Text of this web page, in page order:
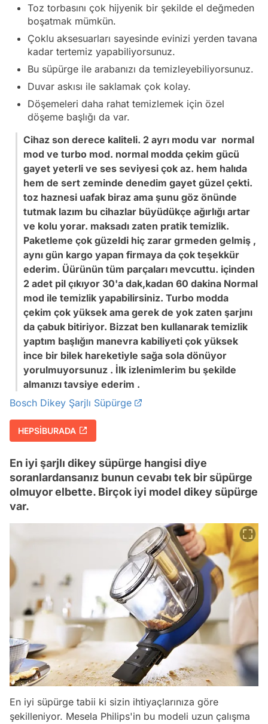
Toz torbasını çok hijyenik bir şekilde el değmeden
boşatmak mümkün.
Çoklu aksesuarları sayesinde evinizi yerden tavana
kadar tertemiz yapabiliyorsunuz.
Bu süpürge ile arabanızı da temizleyebiliyorsunuz.
Duvar askısı ile saklamak çok kolay.
Döşemeleri daha rahat temizlemek için özel
döşeme başlığı da var.
Cihaz son derece kaliteli. 2 ayrı modu var normal
mod ve turbo mod. normal modda çekim gücü
gayet yeterli ve ses seviyesi çok az. hem halıda
hem de sert zeminde denedim gayet güzel çekti.
toz haznesi uafak biraz ama şunu göz önünde
tutmak lazım bu cihazlar büyüdükçe ağırlığı artar
ve kolu yorar. maksadı zaten pratik temizlik.
Paketleme çok güzeldi hiç zarar grmeden gelmiş ,
aynı gün kargo yapan firmaya da çok teşekkür
ederim. Üürünün tüm parçaları mevcuttu. içinden
2 adet pil çıkıyor 30'a dak,kadan 60 dakina Normal
mod ile temizlik yapabilirsiniz. Turbo modda
çekim çok yüksek ama gerek de yok zaten şarjını
da çabuk bitiriyor. Bizzat ben kullanarak temizlik
yaptım başlığın manevra kabiliyeti çok yüksek
ince bir bilek hareketiyle sağa sola dönüyor
yorulmuyorsunuz . İlk izlenimlerim bu şekilde
almanızı tavsiye ederim .
Bosch Dikey Şarjlı Süpürge
HEPSİBURADA
En iyi şarjlı dikey süpürge hangisi diye
soranlardansanız bunun cevabı tek bir süpürge
olmuyor elbette. Birçok iyi model dikey süpürge
var.
En iyi süpürge tabii ki sizin ihtiyaçlarınıza göre
şekilleniyor. Mesela Philips'in bu modeli uzun çalışma